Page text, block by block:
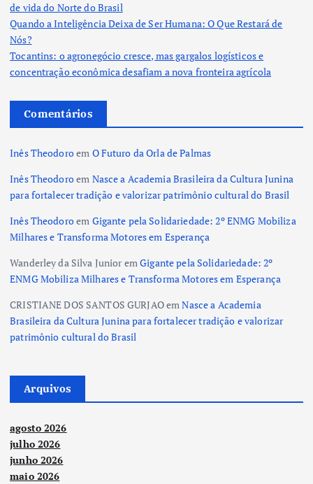
de vida do Norte do Brasil
Quando a Inteligência Deixa de Ser Humana: O Que Restará de
Nós?
Tocantins: o agronegócio cresce, mas gargalos logísticos e
concentração econômica desafiam a nova fronteira agrícola
Comentários
Inês Theodoroem O Futuro da Orla de Palmas
Inês Theodoroem Nasce a Academia Brasileira da Cultura Junina
para fortalecer tradição e valorizar patrimônio cultural do Brasil
Inês Theodoroem Gigante pela Solidariedade: 2º ENMG Mobiliza
Milhares e Transforma Motores em Esperança
Wanderley da Silva JunioremGigante pela Solidariedade: 2º
ENMG Mobiliza Milhares e Transforma Motores em Esperança
CRISTIANE DOS SANTOS GURJAOemNasce a Academia
Brasileira da Cultura Junina para fortalecer tradição e valorizar
patrimônio cultural do Brasil
Arquivos
agosto 2026
julho 2026
junho 2026
maio 2026